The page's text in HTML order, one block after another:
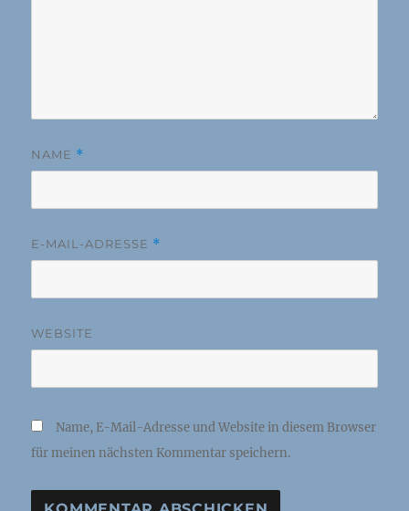
NAME *
E-MAIL-ADRESSE *
WEBSITE
Name, E-Mail-Adresse und Website in diesem Browser
für meinen nächsten Kommentar speichern.